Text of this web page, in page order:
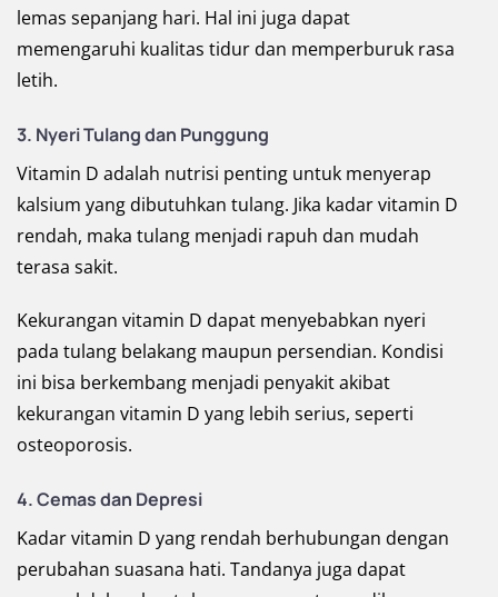
lemas sepanjang hari. Hal ini juga dapat
memengaruhi kualitas tidur dan memperburuk rasa
letih.
3. Nyeri Tulang dan Punggung
Vitamin D adalah nutrisi penting untuk menyerap
kalsium yang dibutuhkan tulang. Jika kadar vitamin D
rendah, maka tulang menjadi rapuh dan mudah
terasa sakit.
Kekurangan vitamin D dapat menyebabkan nyeri
pada tulang belakang maupun persendian. Kondisi
ini bisa berkembang menjadi penyakit akibat
kekurangan vitamin D yang lebih serius, seperti
osteoporosis.
4. Cemas dan Depresi
Kadar vitamin D yang rendah berhubungan dengan
perubahan suasana hati. Tandanya juga dapat